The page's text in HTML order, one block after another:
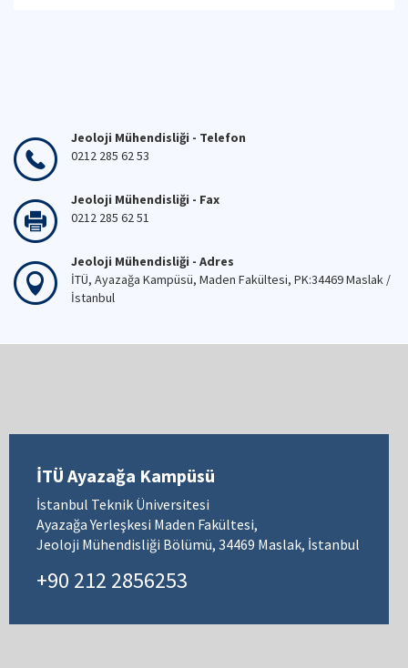
Jeoloji Mühendisliği - Telefon
0212 285 62 53
Jeoloji Mühendisliği - Fax
0212 285 62 51
Jeoloji Mühendisliği - Adres
İTÜ, Ayazağa Kampüsü, Maden Fakültesi, PK:34469 Maslak /
İstanbul
İTÜ Ayazağa Kampüsü
İstanbul Teknik Üniversitesi
Ayazağa Yerleşkesi Maden Fakültesi,
Jeoloji Mühendisliği Bölümü, 34469 Maslak, İstanbul
+90 212 2856253